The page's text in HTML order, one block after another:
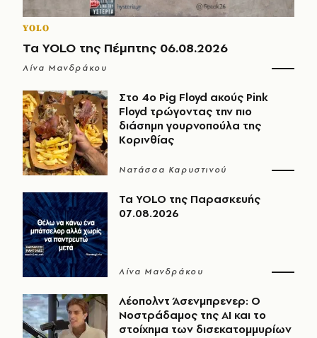
YOLO
Τα YOLO της Πέμπτης 06.08.2026
Λίνα Μανδράκου
Στο 4ο Pig Floyd ακούς Pink
Floyd τρώγοντας την πιο
διάσημη γουρνοπούλα της
Κορινθίας
Νατάσσα Καρυστινού
Τα YOLO της Παρασκευής
07.08.2026
Λίνα Μανδράκου
Λέοπολντ Άσενμπρενερ: Ο
Νοστράδαμος της AI και το
στοίχημα των δισεκατομμυρίων